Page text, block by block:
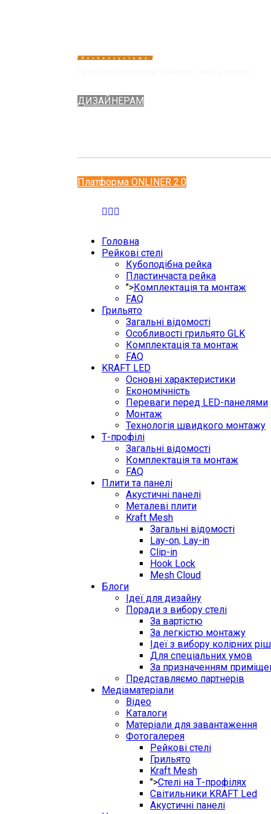
ДИЗАЙНЕРАМ
Платформа ONLINER 2.0
Головна
Рейкові стелі
Кубоподібна рейка
Пластинчаста рейка
">Комплектація та монтаж
FAQ
Грильято
Загальні відомості
Особливості грильято GLK
Комплектація та монтаж
FAQ
KRAFT LED
Основні характеристики
Економічність
Переваги перед LED-панелями
Монтаж
Технологія швидкого монтажу
Т-профілі
Загальні відомості
Комплектація та монтаж
FAQ
Плити та панелі
Акустичні панелі
Металеві плити
Kraft Mesh
Загальні відомості
Lay-on, Lay-in
Clip-in
Hook Lock
Mesh Cloud
Блоги
Ідеї для дизайну
Поради з вибору стелі
За вартістю
За легкістю монтажу
Ідеї з вибору колірних
Для спеціальних умов
За призначенням
Представляємо партнерів
Медіаматеріали
Відео
Каталоги
Матеріали для завантаження
Фотогалерея
Рейкові стелі
Грильято
Kraft Mesh
">Стелі на Т-профілях
Світильники KRAFT Led
Акустичні панелі